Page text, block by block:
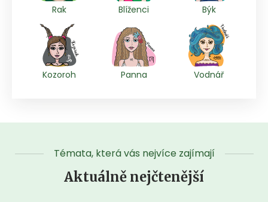
Rak Blíženci Býk
Kozoroh Panna Vodnář
Témata, která vás nejvíce zajímají
Aktuálně nejčtenější